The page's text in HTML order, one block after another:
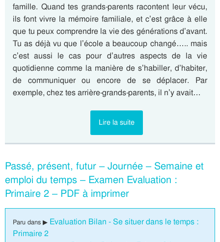
famille. Quand tes grands-parents racontent leur vécu,
ils font vivre la mémoire familiale, et c’est grâce à elle
que tu peux comprendre la vie des générations d’avant.
Tu as déjà vu que l’école a beaucoup changé….. mais
c’est aussi le cas pour d’autres aspects de la vie
quotidienne comme la manière de s’habiller, d’habiter,
de communiquer ou encore de se déplacer. Par
exemple, chez tes arrière-grands-parents, il n’y avait…
Lire la suite
Passé, présent, futur – Journée – Semaine et
emploi du temps – Examen Evaluation :
Primaire 2 – PDF à imprimer
Paru dans ▶ Evaluation Bilan - Se situer dans le temps :
Primaire 2